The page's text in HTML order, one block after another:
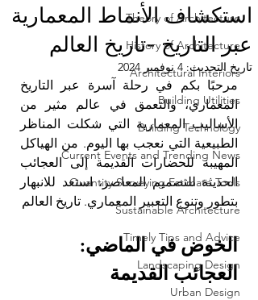
Theory of Architecture
History of Architecture
Architectural Interiors
Building Utilities
Building Technology
Current Events and Trending News
Quantity Surveying Estimate Tools
Sustainable Architecture
Timely Tips and Advice
Landscaping Design
Urban Design
استكشاف الأنماط المعمارية
عبر التاريخ -تاريخ العالم
تاريخ التحديث: 4 نوفمبر 2024
بتطور وتنوع التعبير المعماري. تاريخ العالم
الخوض في الماضي:
العجائب القديمة